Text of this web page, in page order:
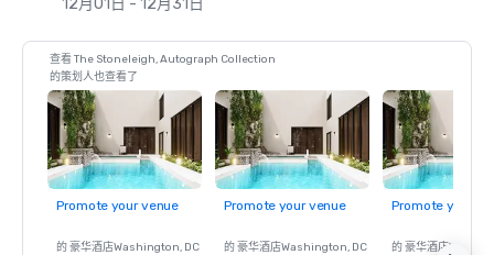
12月01日 - 12月31日
查看 The Stoneleigh, Autograph Collection
的策划人也查看了
Promote your venue
的 豪华酒店Washington, DC
Promote your venue
的 豪华酒店Washington, DC
Promote your
的 豪华酒店